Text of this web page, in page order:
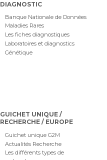
DIAGNOSTIC
Banque Nationale de Données
Maladies Rares
Les fiches diagnostiques
Laboratoires et diagnostics
Génétique
GUICHET UNIQUE /
RECHERCHE / EUROPE
Guichet unique G2M
Actualités Recherche
Les différents types de